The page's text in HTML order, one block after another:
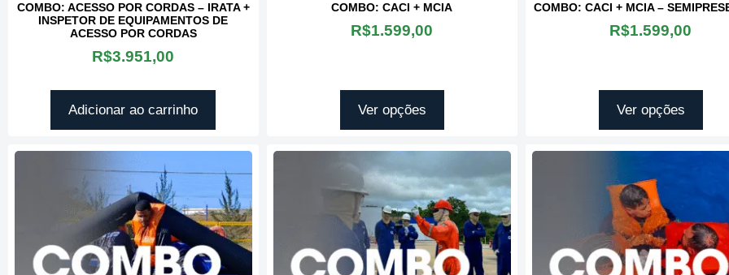
COMBO: ACESSO POR CORDAS – IRATA +
INSPETOR DE EQUIPAMENTOS DE
ACESSO POR CORDAS
R$3.951,00
Adicionar ao carrinho
COMBO: CACI + MCIA
R$1.599,00
Ver opções
COMBO: CACI + MCIA –
R$1.599,00
Ver opções